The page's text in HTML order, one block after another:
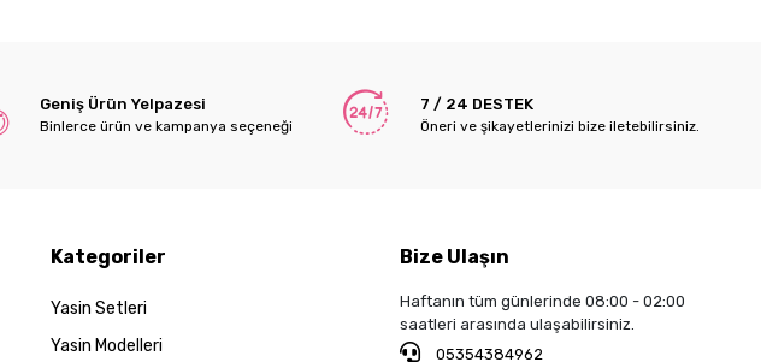
Geniş Ürün Yelpazesi
Binlerce ürün ve kampanya seçeneği
7 / 24 DESTEK
Öneri ve şikayetlerinizi bize iletebilirsiniz.
Kategoriler
Yasin Setleri
Yasin Modelleri
Bize Ulaşın
Haftanın tüm günlerinde 08:00 - 02:00
saatleri arasında ulaşabilirsiniz.
05354384962